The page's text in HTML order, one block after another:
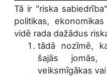
Tā ir "riska
politikas,
vidē rada dažādus
tādā nozīmē,
šajās
veiksmīgākas